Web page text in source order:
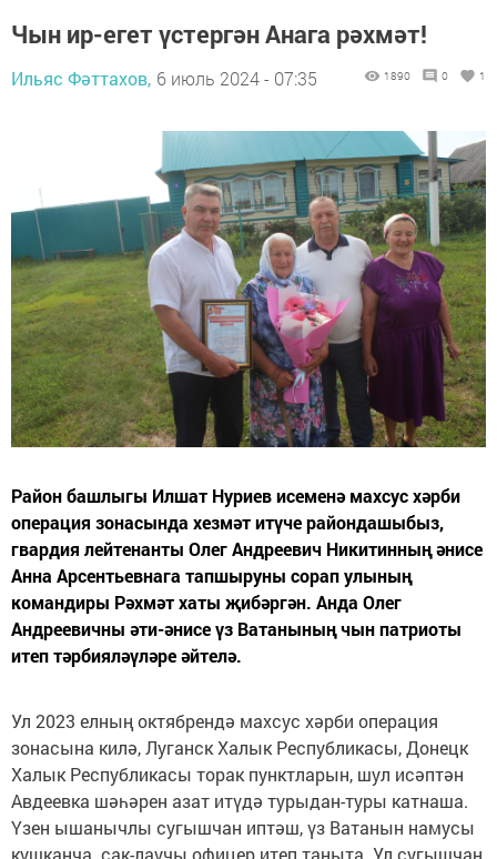
Чын ир-егет үстергән Анага рәхмәт!
Ильяс Фәттахов, 6 июль 2024 - 07:35 1890 0 1
Район башлыгы Илшат Нуриев исеменә махсус хәрби
операция зонасында хезмәт итүче райондашыбыз,
гвардия лейтенанты Олег Андреевич Никитинның әнисе
Анна Арсентьевнага тапшыруны сорап улының
командиры Рәхмәт хаты җибәргән. Анда Олег
Андреевичны әти-әнисе үз Ватанының чын патриоты
итеп тәрбияләүләре әйтелә.
Ул 2023 елның октябрендә махсус хәрби операция
зонасына килә, Луганск Халык Республикасы, Донецк
Халык Республикасы торак пунктларын, шул исәптән
Авдеевка шәһәрен азат итүдә турыдан-туры катнаша.
Үзен ышанычлы сугышчан иптәш, үз Ватанын намусы
кушканча сак-лаучы офицер итеп таныта. Ул сугышчан